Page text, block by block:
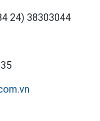
24) 38303044